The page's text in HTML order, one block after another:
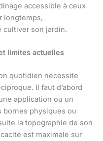
accessible à ceux
longtemps,
cultiver son jardin.
limites actuelles
quotidien nécessite
Il faut d’abord
application ou un
bornes physiques ou
la topographie de son
est maximale sur